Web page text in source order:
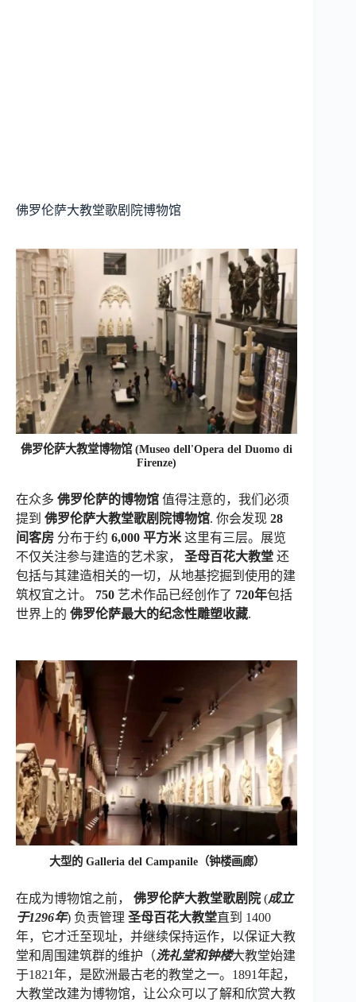
佛罗伦萨大教堂歌剧院博物馆
佛罗伦萨大教堂博物馆 (Museo dell'Opera del Duomo di
Firenze)
在众多 佛罗伦萨的博物馆 值得注意的，我们必须
提到 佛罗伦萨大教堂歌剧院博物馆. 你会发现 28
间客房 分布于约 6,000 平方米这里有三层。展览
不仅关注参与建造的艺术家， 圣母百花大教堂 还
包括与其建造相关的一切，从地基挖掘到使用的建
筑权宜之计。 750 艺术作品已经创作了 720年包括
世界上的 佛罗伦萨最大的纪念性雕塑收藏.
大型的 Galleria del Campanile（钟楼画廊）
在成为博物馆之前， 佛罗伦萨大教堂歌剧院 (成立
于1296年) 负责管理 圣母百花大教堂直到 1400
年，它才迁至现址，并继续保持运作，以保证大教
堂和周围建筑群的维护（洗礼堂和钟楼大教堂始建
于1821年，是欧洲最古老的教堂之一。1891年起，
大教堂改建为博物馆，让公众可以了解和欣赏大教